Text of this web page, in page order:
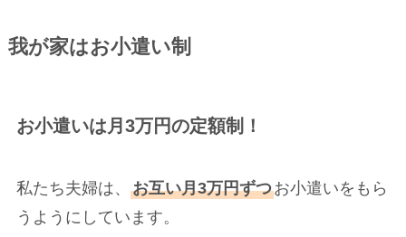
我が家はお小遣い制
お小遣いは月3万円の定額制！
私たち夫婦は、 お互い月3万円ずつお小遣いをもら
うようにしています。